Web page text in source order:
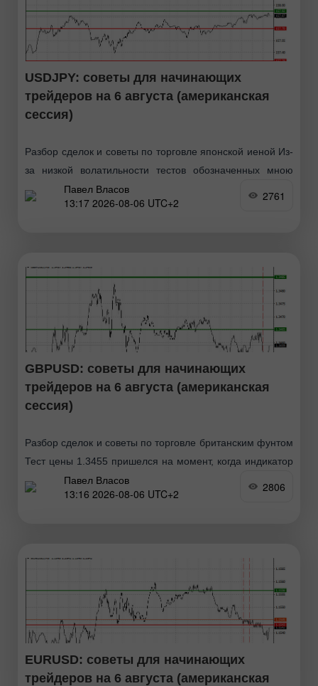
USDJPY: советы для начинающих
трейдеров на 6 августа (американская
сессия)
Разбор сделок и советы по торговле японской иеной Из-
за низкой волатильности тестов обозначенных мною
уровней в первой половине дня так и не произошло. В
ходе американской сессии рынок ждёт лишь
Павел Власов
13:17 2026-08-06 UTC+2
2761
GBPUSD: советы для начинающих
трейдеров на 6 августа (американская
сессия)
Разбор сделок и советы по торговле британским фунтом
Тест цены 1.3455 пришелся на момент, когда индикатор
MACD только начинал движение вниз от нулевой
отметки, что стало подтверждением правильной точки
Павел Власов
13:16 2026-08-06 UTC+2
2806
EURUSD: советы для начинающих
трейдеров на 6 августа (американская